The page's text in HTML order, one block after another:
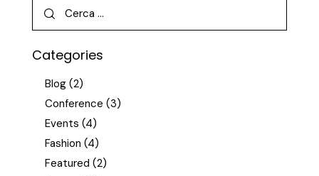
Categories
Blog (2)
Conference (3)
Events (4)
Fashion (4)
Featured (2)